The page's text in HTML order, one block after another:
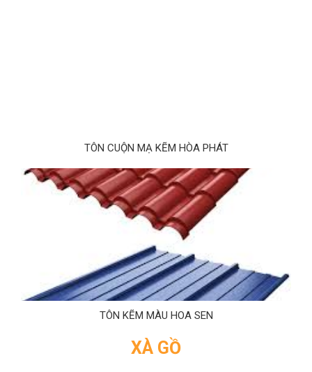
TÔN CUỘN MẠ KẼM HÒA PHÁT
TÔN KẼM MÀU HOA SEN
XÀ GỒ